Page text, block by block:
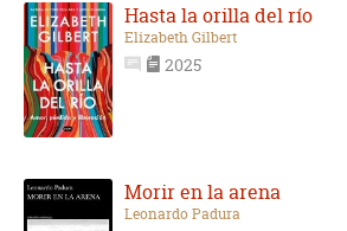
Hasta la orilla del río
Elizabeth Gilbert
2025
Morir en la arena
Leonardo Padura